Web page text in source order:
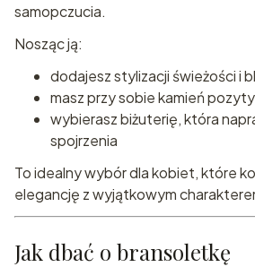
samopczucia.
Nosząc ją:
dodajesz stylizacji świeżości i
masz przy sobie kamień
wybierasz biżuterię, która
spojrzenia
To idealny wybór dla kobiet, które
elegancję z wyjątkowym
Jak dbać o bransoletkę